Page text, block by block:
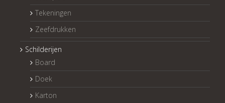
Tekeningen
Zeefdrukken
Schilderijen
Board
Doek
Karton